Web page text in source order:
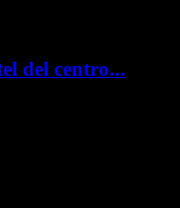
del centro...